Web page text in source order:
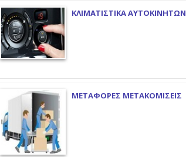
ΚΛΙΜΑΤΙΣΤΙΚΑ ΑΥΤΟΚΙΝΗΤΩΝ
ΜΕΤΑΦΟΡΕΣ ΜΕΤΑΚΟΜΙΣΕΙΣ